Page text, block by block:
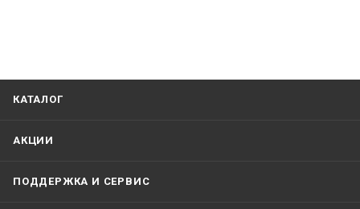
КАТАЛОГ
АКЦИИ
ПОДДЕРЖКА И СЕРВИС